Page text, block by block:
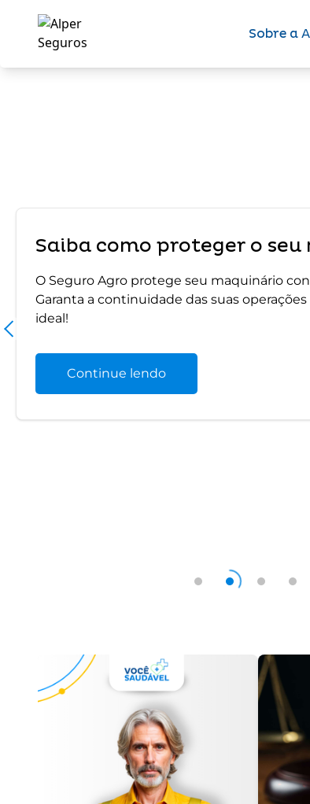
Sobre a
Saiba como proteger o
O Seguro Agro protege seu maquinário
Garanta a continuidade das suas
ideal!
Continue lendo